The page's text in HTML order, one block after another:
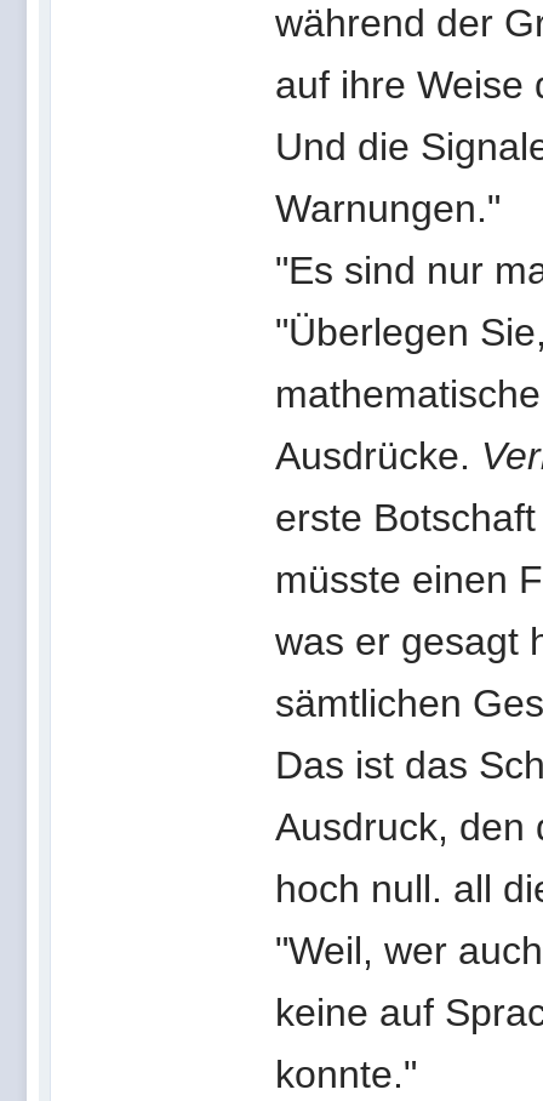
während der
auf ihre Weise
Und die
Warnungen."
"Es sind nur
"Überlegen
Ausdrücke.
erste
müsste einen
was er gesagt
sämtlichen
Das ist das
Ausdruck, den
hoch null. all
"Weil, wer
keine auf
konnte."